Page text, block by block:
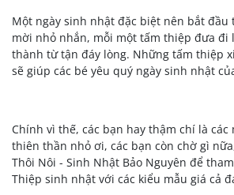
Một ngày sinh nhật đặc biệt nên bắt
mời nhỏ nhắn, mỗi một tấm thiệp đưa đi
thành từ tận đáy lòng. Những tấm thiệp
sẽ giúp các bé yêu quý ngày sinh nhật
Chính vì thế, các bạn hay thậm chí là các
thiên thần nhỏ ơi, các bạn còn chờ gì
Thôi Nôi - Sinh Nhật Bảo Nguyên để
Thiệp sinh nhật với các kiểu mẫu giá cả